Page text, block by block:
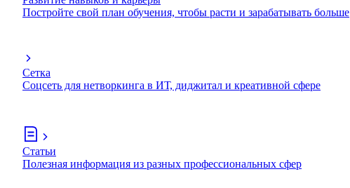
Постройте свой план обучения, чтобы расти и зарабатывать больше
Сетка
Соцсеть для нетворкинга в ИТ, диджитал и креативной сфере
Статьи
Полезная информация из разных профессиональных сфер